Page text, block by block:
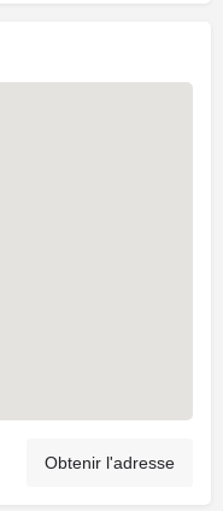
Obtenir l'adresse